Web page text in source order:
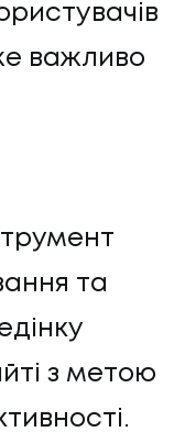
важливо
та
з метою